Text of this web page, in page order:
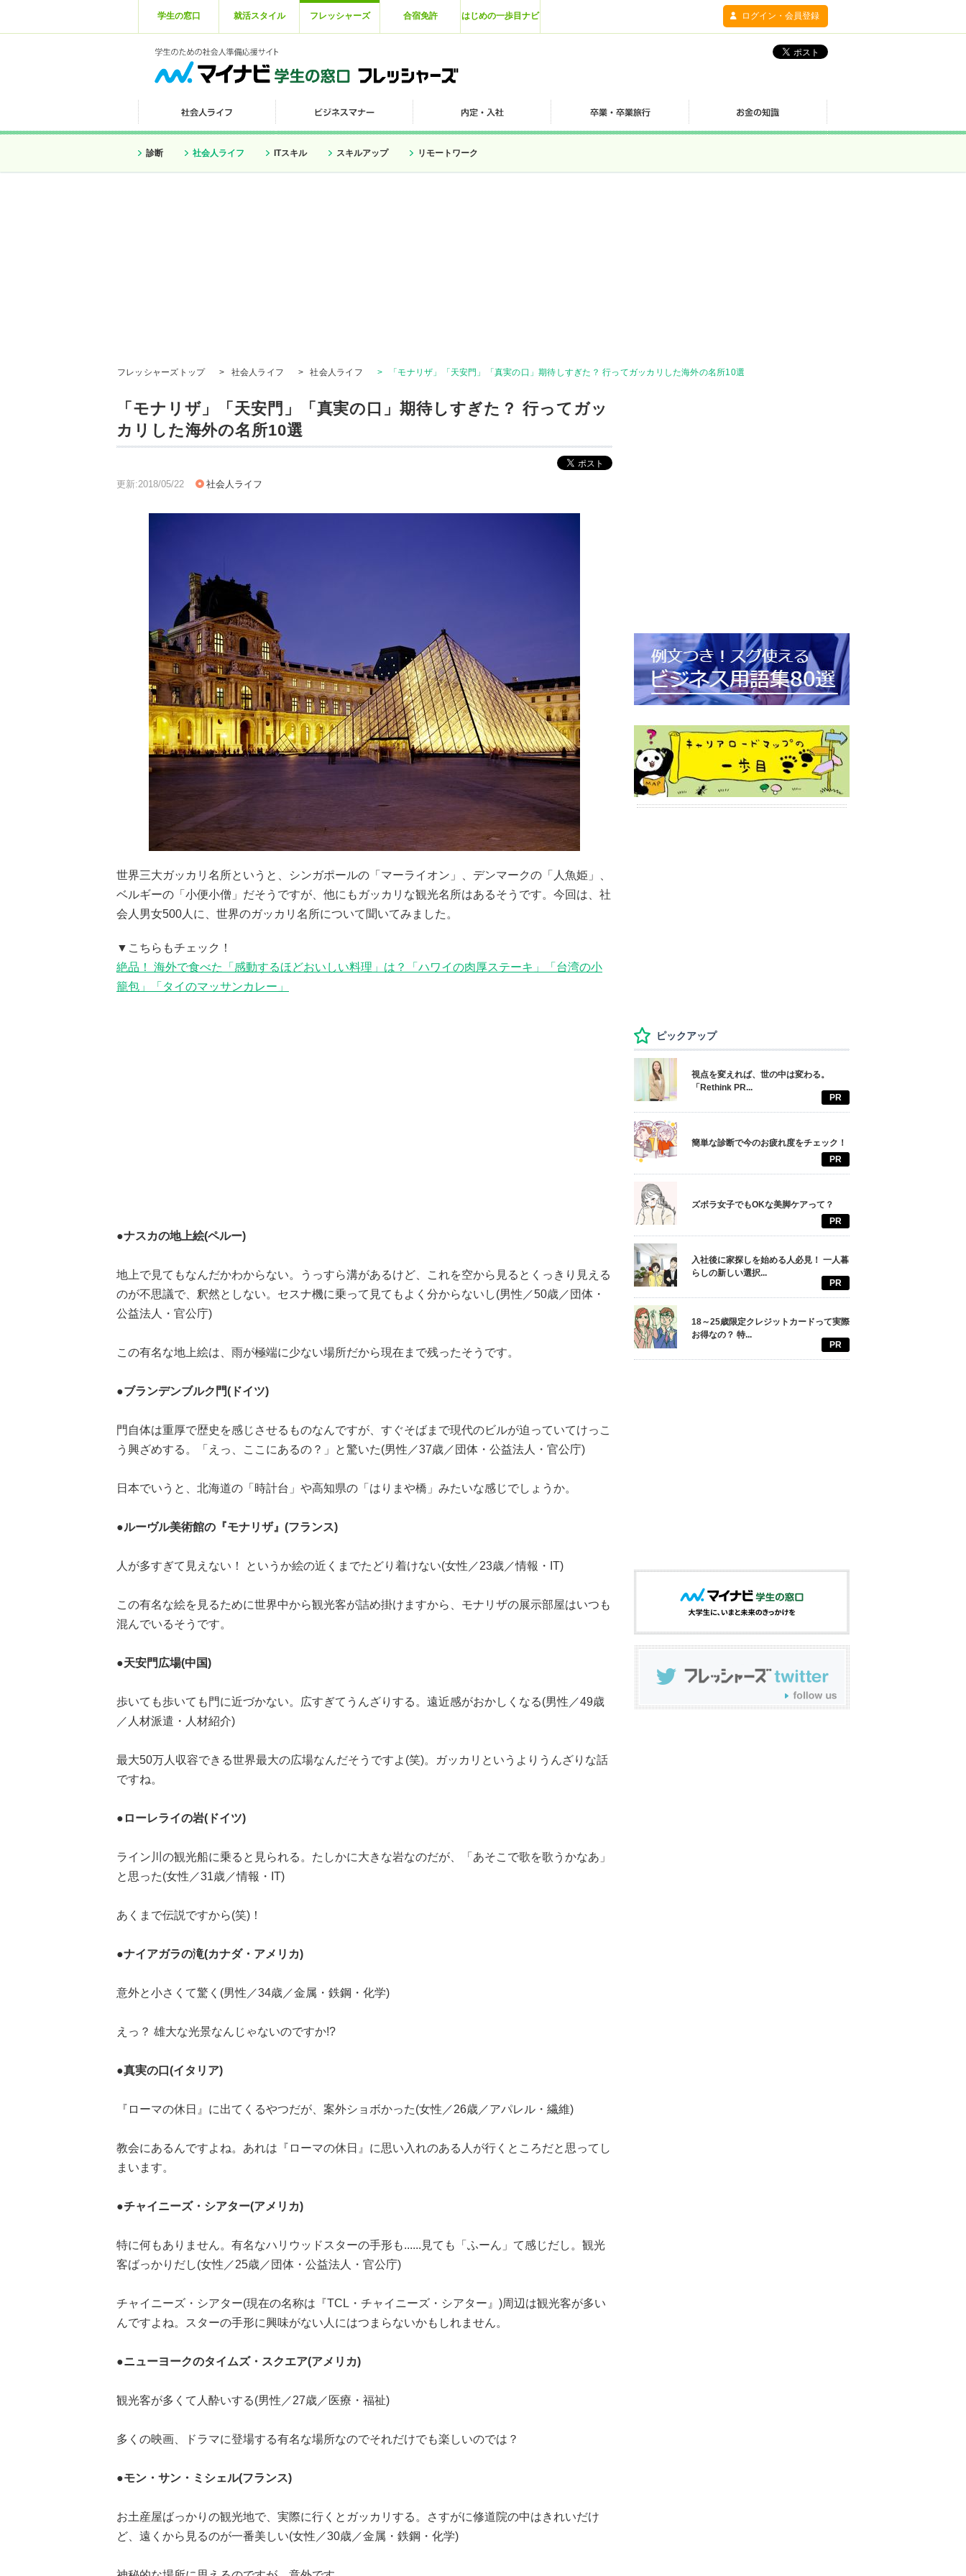
学生の窓口 就活スタイル フレッシャーズ 合宿免許 はじめの一歩目ナビ ログイン・会員登録
診断 社会人ライフ ITスキル スキルアップ リモートワーク
フレッシャーズトップ > 社会人ライフ > 社会人ライフ > 「モナリザ」「天安門」「真実の口」期待しすぎた？ 行ってガッカリした海外の名所10選
「モナリザ」「天安門」「真実の口」期待しすぎた？ 行ってガッ
カリした海外の名所10選
更新:2018/05/22 社会人ライフ
世界三大ガッカリ名所というと、シンガポールの「マーライオン」、デンマークの「人魚姫」、
ベルギーの「小便小僧」だそうですが、他にもガッカリな観光名所はあるそうです。今回は、社
会人男女500人に、世界のガッカリ名所について聞いてみました。
▼こちらもチェック！
絶品！ 海外で食べた「感動するほどおいしい料理」は？「ハワイの肉厚ステーキ」「台湾の小
籠包」「タイのマッサンカレー」
●ナスカの地上絵(ペルー)
地上で見てもなんだかわからない。うっすら溝があるけど、これを空から見るとくっきり見える
のが不思議で、釈然としない。セスナ機に乗って見てもよく分からないし(男性／50歳／団体・
公益法人・官公庁)
この有名な地上絵は、雨が極端に少ない場所だから現在まで残ったそうです。
●ブランデンブルク門(ドイツ)
門自体は重厚で歴史を感じさせるものなんですが、すぐそばまで現代のビルが迫っていてけっこ
う興ざめする。「えっ、ここにあるの？」と驚いた(男性／37歳／団体・公益法人・官公庁)
日本でいうと、北海道の「時計台」や高知県の「はりまや橋」みたいな感じでしょうか。
●ルーヴル美術館の『モナリザ』(フランス)
人が多すぎて見えない！ というか絵の近くまでたどり着けない(女性／23歳／情報・IT)
この有名な絵を見るために世界中から観光客が詰め掛けますから、モナリザの展示部屋はいつも
混んでいるそうです。
●天安門広場(中国)
歩いても歩いても門に近づかない。広すぎてうんざりする。遠近感がおかしくなる(男性／49歳
／人材派遣・人材紹介)
最大50万人収容できる世界最大の広場なんだそうですよ(笑)。ガッカリというよりうんざりな話
ですね。
●ローレライの岩(ドイツ)
ライン川の観光船に乗ると見られる。たしかに大きな岩なのだが、「あそこで歌を歌うかなあ」
と思った(女性／31歳／情報・IT)
あくまで伝説ですから(笑)！
●ナイアガラの滝(カナダ・アメリカ)
意外と小さくて驚く(男性／34歳／金属・鉄鋼・化学)
えっ？ 雄大な光景なんじゃないのですか!?
●真実の口(イタリア)
『ローマの休日』に出てくるやつだが、案外ショボかった(女性／26歳／アパレル・繊維)
教会にあるんですよね。あれは『ローマの休日』に思い入れのある人が行くところだと思ってし
まいます。
●チャイニーズ・シアター(アメリカ)
特に何もありません。有名なハリウッドスターの手形も......見ても「ふーん」て感じだし。観光
客ばっかりだし(女性／25歳／団体・公益法人・官公庁)
チャイニーズ・シアター(現在の名称は『TCL・チャイニーズ・シアター』)周辺は観光客が多い
んですよね。スターの手形に興味がない人にはつまらないかもしれません。
●ニューヨークのタイムズ・スクエア(アメリカ)
観光客が多くて人酔いする(男性／27歳／医療・福祉)
多くの映画、ドラマに登場する有名な場所なのでそれだけでも楽しいのでは？
●モン・サン・ミシェル(フランス)
お土産屋ばっかりの観光地で、実際に行くとガッカリする。さすがに修道院の中はきれいだけ
ど、遠くから見るのが一番美しい(女性／30歳／金属・鉄鋼・化学)
ピックアップ
視点を変えれば、世の中は変わる。
「Rethink PR...
PR
簡単な診断で今のお疲れ度をチェック！
PR
ズボラ女子でもOKな美脚ケアって？
PR
入社後に家探しを始める人必見！ 一人暮
らしの新しい選択...
PR
18～25歳限定クレジットカードって実際
お得なの？ 特...
PR